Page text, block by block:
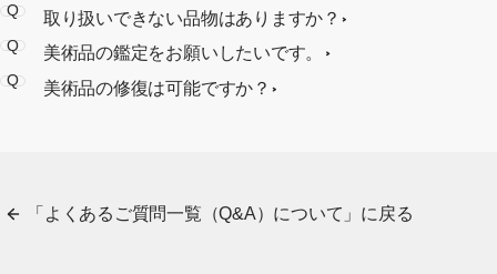
Q 取り扱いできない品物はありますか？
Q 美術品の鑑定をお願いしたいです。
Q 美術品の修復は可能ですか？
「よくあるご質問一覧（Q&A）について」に戻る